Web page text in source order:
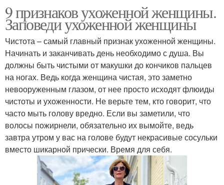
9 признаков ухоженной женщины.
Заповеди ухоженной женщины
Чистота – самый главный признак ухоженной женщины.
Начинать и заканчивать день необходимо с душа. Вы
должны быть чистыми от макушки до кончиков пальцев
на ногах. Ведь когда женщина чистая, это заметно
невооруженным глазом, от нее просто исходят флюиды
чистоты и ухоженности. Не верьте тем, кто говорит, что
часто мыть голову вредно. Если вы заметили, что
волосы пожирнели, обязательно их вымойте, ведь
завтра утром у вас на голове будут некрасивые сосульки
вместо шикарной прически. Время для себя.